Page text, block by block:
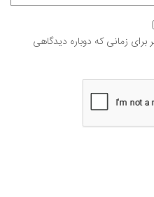
برای زمانی که دوباره دیدگاهی